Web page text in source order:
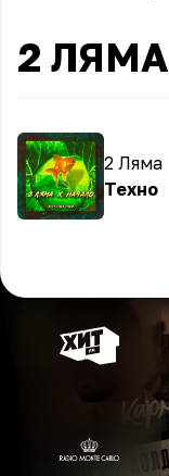
2 ЛЯМА
2 Ляма
Техно